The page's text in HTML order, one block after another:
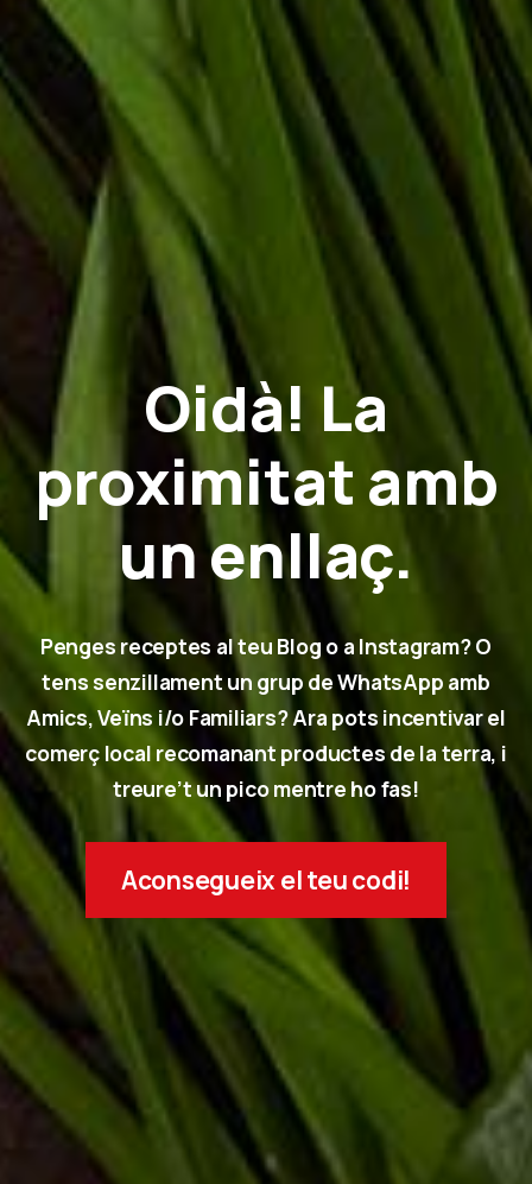
Oidà! La
proximitat amb
un enllaç.
Penges receptes al teu Blog o a Instagram? O
tens senzillament un grup de WhatsApp amb
Amics, Veïns i/o Familiars? Ara pots incentivar el
comerç local recomanant productes de la terra, i
treure’t un pico mentre ho fas!
Aconsegueix el teu codi!